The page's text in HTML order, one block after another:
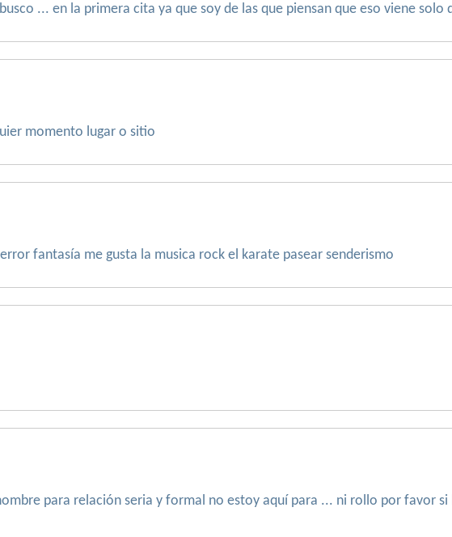
... en la primera cita ya que soy de las que piensan que eso viene solo
momento lugar o sitio
fantasía me gusta la musica rock el karate pasear senderismo
para relación seria y formal no estoy aquí para ... ni rollo por favor